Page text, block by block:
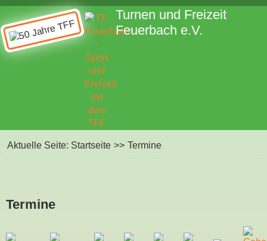
Turnen und Freizeit
Feuerbach e.V.
Aktuelle Seite: Startseite >> Termine
Termine